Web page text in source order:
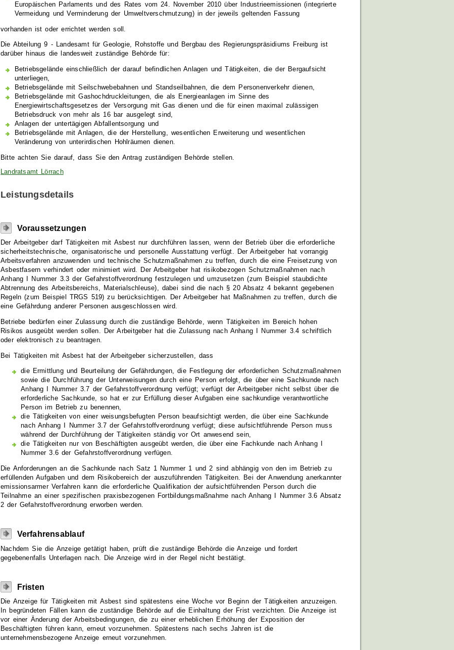
Europäischen Parlaments und des Rates vom 24. November 2010 über Industrieemissionen (integrierte
Vermeidung und Verminderung der Umweltverschmutzung) in der jeweils geltenden Fassung
vorhanden ist oder errichtet werden soll.
Die Abteilung 9 - Landesamt für Geologie, Rohstoffe und Bergbau des Regierungspräsidiums Freiburg ist
darüber hinaus die landesweit zuständige Behörde für:
Betriebsgelände einschließlich der darauf befindlichen Anlagen und Tätigkeiten, die der Bergaufsicht
unterliegen,
Betriebsgelände mit Seilschwebebahnen und Standseilbahnen, die dem Personenverkehr dienen,
Betriebsgelände mit Gashochdruckleitungen, die als Energieanlagen im Sinne des
Energiewirtschaftsgesetzes der Versorgung mit Gas dienen und die für einen maximal zulässigen
Betriebsdruck von mehr als 16 bar ausgelegt sind,
Anlagen der untertägigen Abfallentsorgung und
Betriebsgelände mit Anlagen, die der Herstellung, wesentlichen Erweiterung und wesentlichen
Veränderung von unterirdischen Hohlräumen dienen.
Bitte achten Sie darauf, dass Sie den Antrag zuständigen Behörde stellen.
Landratsamt Lörrach
Leistungsdetails
Voraussetzungen
Der Arbeitgeber darf Tätigkeiten mit Asbest nur durchführen lassen, wenn der Betrieb über die erforderliche
sicherheitstechnische, organisatorische und personelle Ausstattung verfügt. Der Arbeitgeber hat vorrangig
Arbeitsverfahren anzuwenden und technische Schutzmaßnahmen zu treffen, durch die eine Freisetzung von
Asbestfasern verhindert oder minimiert wird. Der Arbeitgeber hat risikobezogen Schutzmaßnahmen nach
Anhang I Nummer 3.3 der Gefahrstoffverordnung festzulegen und umzusetzen (zum Beispiel staubdichte
Abtrennung des Arbeitsbereichs, Materialschleuse), dabei sind die nach § 20 Absatz 4 bekannt gegebenen
Regeln (zum Beispiel TRGS 519) zu berücksichtigen. Der Arbeitgeber hat Maßnahmen zu treffen, durch die
eine Gefährdung anderer Personen ausgeschlossen wird.
Betriebe bedürfen einer Zulassung durch die zuständige Behörde, wenn Tätigkeiten im Bereich hohen
Risikos ausgeübt werden sollen. Der Arbeitgeber hat die Zulassung nach Anhang I Nummer 3.4 schriftlich
oder elektronisch zu beantragen.
Bei Tätigkeiten mit Asbest hat der Arbeitgeber sicherzustellen, dass
die Ermittlung und Beurteilung der Gefährdungen, die Festlegung der erforderlichen Schutzmaßnahmen
sowie die Durchführung der Unterweisungen durch eine Person erfolgt, die über eine Sachkunde nach
Anhang I Nummer 3.7 der Gefahrstoffverordnung verfügt; verfügt der Arbeitgeber nicht selbst über die
erforderliche Sachkunde, so hat er zur Erfüllung dieser Aufgaben eine sachkundige verantwortliche
Person im Betrieb zu benennen,
die Tätigkeiten von einer weisungsbefugten Person beaufsichtigt werden, die über eine Sachkunde
nach Anhang I Nummer 3.7 der Gefahrstoffverordnung verfügt; diese aufsichtführende Person muss
während der Durchführung der Tätigkeiten ständig vor Ort anwesend sein,
die Tätigkeiten nur von Beschäftigten ausgeübt werden, die über eine Fachkunde nach Anhang I
Nummer 3.6 der Gefahrstoffverordnung verfügen.
Die Anforderungen an die Sachkunde nach Satz 1 Nummer 1 und 2 sind abhängig von den im Betrieb zu
erfüllenden Aufgaben und dem Risikobereich der auszuführenden Tätigkeiten. Bei der Anwendung anerkannter
emissionsarmer Verfahren kann die erforderliche Qualifikation der aufsichtführenden Person durch die
Teilnahme an einer spezifischen praxisbezogenen Fortbildungsmaßnahme nach Anhang I Nummer 3.6 Absatz
2 der Gefahrstoffverordnung erworben werden.
Verfahrensablauf
Nachdem Sie die Anzeige getätigt haben, prüft die zuständige Behörde die Anzeige und fordert
gegebenenfalls Unterlagen nach. Die Anzeige wird in der Regel nicht bestätigt.
Fristen
Die Anzeige für Tätigkeiten mit Asbest sind spätestens eine Woche vor Beginn der Tätigkeiten anzuzeigen.
In begründeten Fällen kann die zuständige Behörde auf die Einhaltung der Frist verzichten. Die Anzeige ist
vor einer Änderung der Arbeitsbedingungen, die zu einer erheblichen Erhöhung der Exposition der
Beschäftigten führen kann, erneut vorzunehmen. Spätestens nach sechs Jahren ist die
unternehmensbezogene Anzeige erneut vorzunehmen.